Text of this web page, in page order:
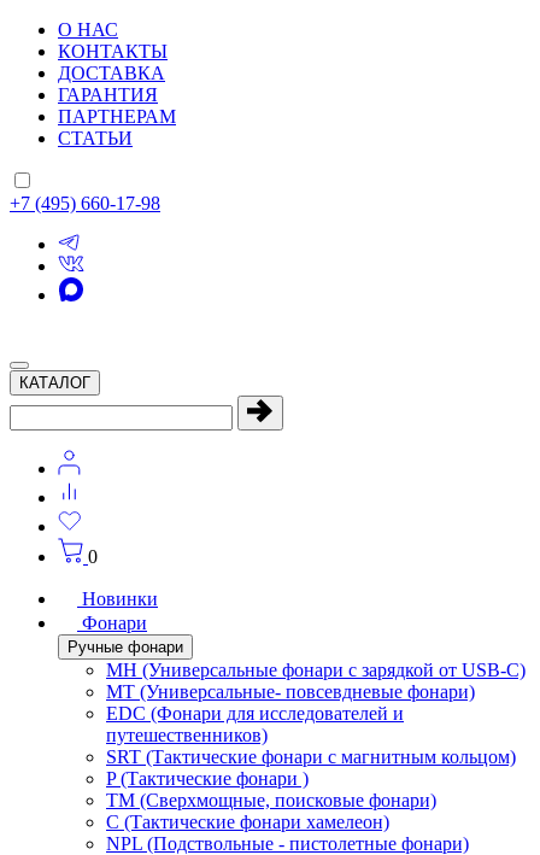
О НАС
КОНТАКТЫ
ДОСТАВКА
ГАРАНТИЯ
ПАРТНЕРАМ
СТАТЬИ
+7 (495) 660-17-98
КАТАЛОГ
0
Новинки
Фонари
Ручные фонари
MH (Универсальные фонари с зарядкой от USB-C)
MT (Универсальные- повсевдневые фонари)
EDC (Фонари для исследователей и
путешественников)
SRT (Тактические фонари с магнитным кольцом)
P (Тактические фонари )
TM (Сверхмощные, поисковые фонари)
C (Тактические фонари хамелеон)
NPL (Подствольные - пистолетные фонари)